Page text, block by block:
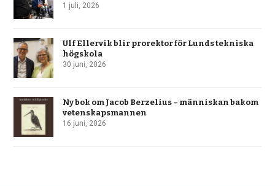
1 juli, 2026
Ulf Ellervik blir prorektor för Lunds tekniska
högskola
30 juni, 2026
Ny bok om Jacob Berzelius – människan bakom
vetenskapsmannen
16 juni, 2026